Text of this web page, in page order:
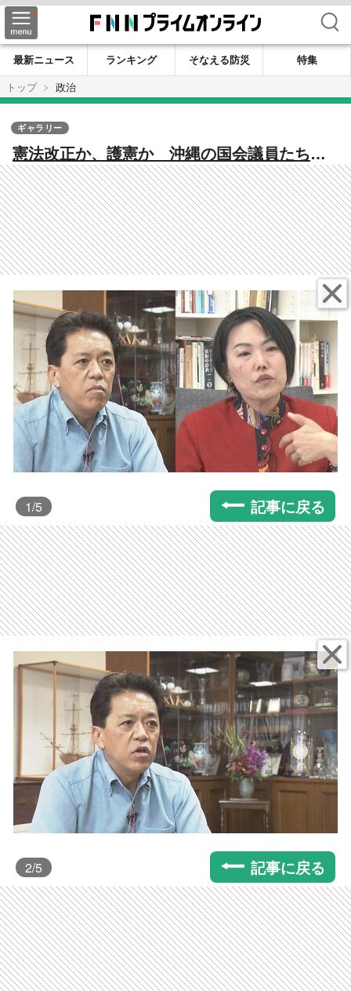
検索
最新ニュース ランキング そなえる防災
特集
トップ
政治
憲法改正か、護憲か 沖縄の国会議員たちが
語る9条と緊急事態条項の行方
ギャラリー
1/5 記事に戻る
2/5 記事に戻る